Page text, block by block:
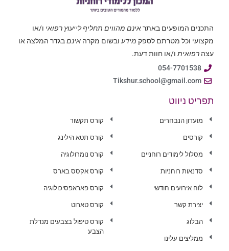
התכנים המופעים באתראינם מהווים תחליף לייעוץ רפואי ו/או
מקצועי וכל מטרתם לספק מידע ובשום מקרה אינםבגדר המלצה או
עצה רפואית ו/או חוות דעת.
054-7701538
Tikshur.school@gmail.com
תפריט ניווט
מועדון הנבחרים
קורסים
מסלול לימודים רוחניים
סדנאות רוחניות
לוח אירועים חודשי
יצירת קשר
הבלוג
ממליצים עלינו
קורס תקשור
קורס תטא הילינג
קורס נומרולוגיה
קורס אקסס בארס
קורס פאראפסיכולוגיה
קורס טארוט
קורס טיפול בצבעים מנדלת
הצבע